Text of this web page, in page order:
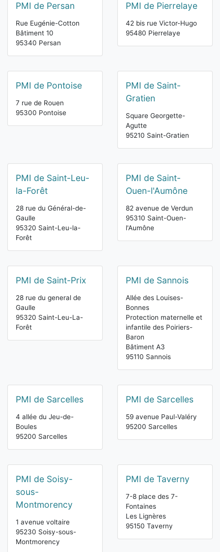
PMI de Persan
Rue Eugénie-Cotton
Bâtiment 10
95340 Persan
PMI de Pierrelaye
42 bis rue Victor-Hugo
95480 Pierrelaye
PMI de Pontoise
7 rue de Rouen
95300 Pontoise
PMI de Saint-
Gratien
Square Georgette-
Agutte
95210 Saint-Gratien
PMI de Saint-Leu-
la-Forêt
28 rue du Général-de-
Gaulle
95320 Saint-Leu-la-
Forêt
PMI de Saint-
Ouen-l'Aumône
82 avenue de Verdun
95310 Saint-Ouen-
l'Aumône
PMI de Saint-Prix
28 rue du general de
Gaulle
95320 Saint-Leu-La-
Forêt
PMI de Sannois
Allée des Louises-
Bonnes
Protection maternelle et
infantile des Poiriers-
Baron
Bâtiment A3
95110 Sannois
PMI de Sarcelles
4 allée du Jeu-de-
Boules
95200 Sarcelles
PMI de Sarcelles
59 avenue Paul-Valéry
95200 Sarcelles
PMI de Soisy-
sous-
Montmorency
1 avenue voltaire
95230 Soisy-sous-
Montmorency
PMI de Taverny
7-8 place des 7-
Fontaines
Les Lignères
95150 Taverny